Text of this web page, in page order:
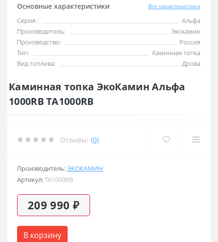
Основные характеристики Все характеристики
Серия :
Альфа
Производитель:
Экокамин
Производство:
Россия
Тип:
Каминная топка
Вид топлива:
Дрова
Каминная топка ЭкоКамин Альфа
1000RB TA1000RB
Отзывы: (0)
Производитель:ЭКОКАМИН
Артикул:TA1000RB
209 990 ₽
В корзину